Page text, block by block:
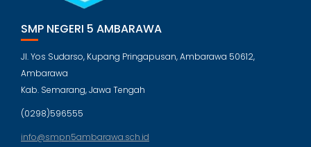
SMP NEGERI 5 AMBARAWA
Jl. Yos Sudarso, Kupang Pringapusan, Ambarawa 50612,
Ambarawa
Kab. Semarang, Jawa Tengah
(0298)596555
info@smpn5ambarawa.sch.id